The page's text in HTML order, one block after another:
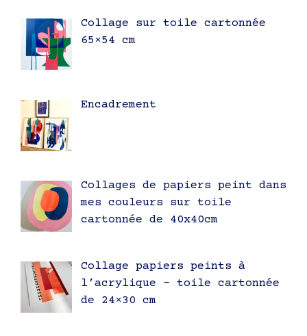
Collage sur toile cartonnée
65×54 cm
Encadrement
Collages de papiers peint dans
mes couleurs sur toile
cartonnée de 40x40cm
Collage papiers peints à
l’acrylique – toile cartonnée
de 24×30 cm